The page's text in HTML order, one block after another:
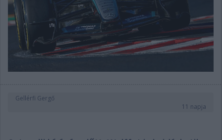
Gellérfi Gergő
11 napja